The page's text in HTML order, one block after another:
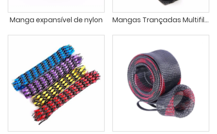
Manga expansível de nylon Mangas Trançadas Multifilamentares de Nylon